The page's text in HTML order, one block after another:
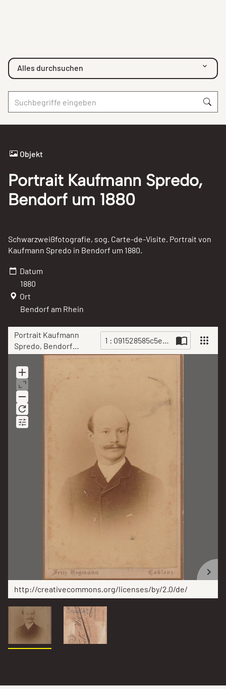
Alles durchsuchen
Portrait Kaufmann
Spredo, Bendorf
um 1880
1 : 091528585c5ef1ba8c95e.jpg
Scan
http://creativecommons.org/licenses/by/2.0/de/
Objekt
Portrait Kaufmann Spredo,
Bendorf um 1880
Schwarzweißfotografie, sog. Carte-de-Visite. Portrait von
Kaufmann Spredo in Bendorf um 1880.
Datum
1880
Ort
Bendorf am Rhein